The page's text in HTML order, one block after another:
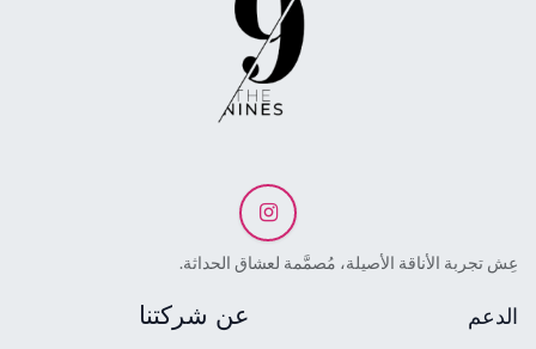
الدعم عن شركتنا
عِش تجربة الأناقة الأصيلة، مُصمَّمة لعشاق الحداثة.